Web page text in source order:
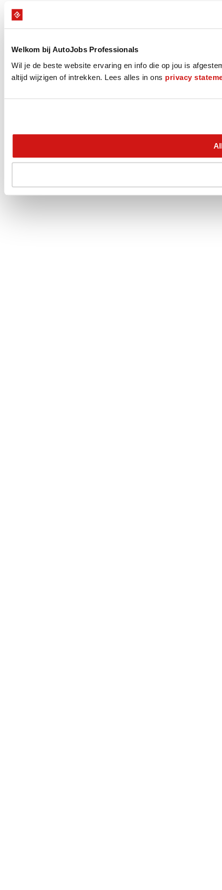
Welkom bij AutoJobs Professionals
Wil je de beste website ervaring en info die op jou is
altijd wijzigen of intrekken. Lees alles in ons privacy